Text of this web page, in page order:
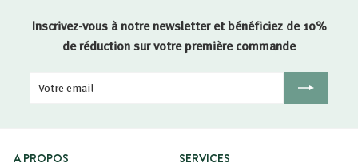
Inscrivez-vous à notre newsletter et bénéficiez de 10%
de réduction sur votre première commande
Votre
Inscription
A PROPOS
SERVICES